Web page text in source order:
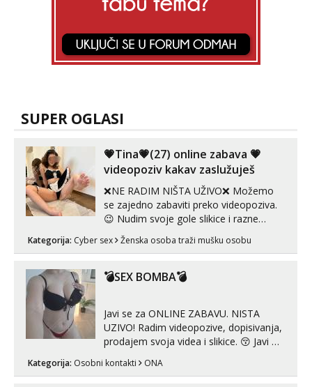
SUPER OGLASI
💗Tina💗(27) online zabava 💗
videopoziv kakav zaslužuješ
❌NE RADIM NIŠTA UŽIVO❌ Možemo
se zajedno zabaviti preko videopoziva.
😉 Nudim svoje gole slikice i razne
videouradke. 🤩 Za online zabavu pošalji
poruku na Whatsapp, Telegram ili Viber.
autentičnosti možeš me vidjeti na
Kategorija: Cyber sex Ženska osoba traži mušku osobu
💣SEX BOMBA💣
Javi se za ONLINE ZABAVU. NISTA
UZIVO! Radim videopozive, dopisivanja,
prodajem svoja videa i slikice. 😚 Javi mi
Telegram. +385 91 723 0045
Kategorija: Osobni kontakti ONA